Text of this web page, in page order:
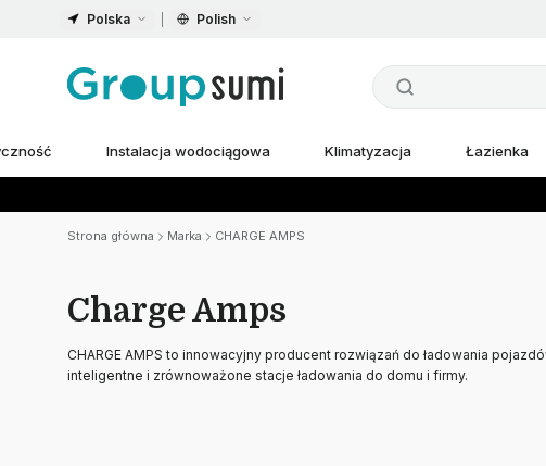
Polska Polish
Instalacja wodociągowa Klimatyzacja Łazienka
Strona główna Marka CHARGE AMPS
Charge Amps
CHARGE AMPS to innowacyjny producent rozwiązań do ładowania
inteligentne i zrównoważone stacje ładowania do domu i firmy.